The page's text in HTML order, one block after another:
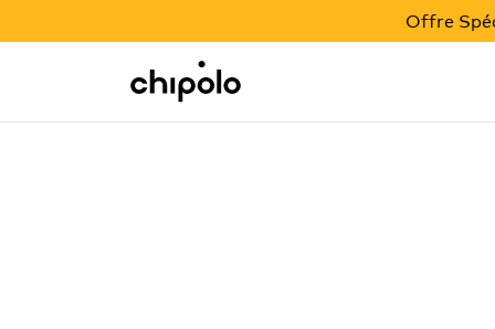
Offre
Chipolo - Home page
Integrations